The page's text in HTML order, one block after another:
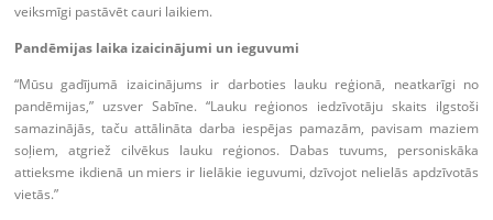
veiksmīgi pastāvēt cauri laikiem.
Pandēmijas laika izaicinājumi un ieguvumi
“Mūsu gadījumā izaicinājums ir darboties lauku reģionā, neatkarīgi no
pandēmijas,” uzsver Sabīne. “Lauku reģionos iedzīvotāju skaits ilgstoši
samazinājās, taču attālināta darba iespējas pamazām, pavisam maziem
soļiem, atgriež cilvēkus lauku reģionos. Dabas tuvums, personiskāka
attieksme ikdienā un miers ir lielākie ieguvumi, dzīvojot nelielās apdzīvotās
vietās.”